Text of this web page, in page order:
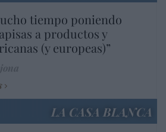
tiempo poniendo
a productos y
(y europeas)”
LA CASA BLANCA